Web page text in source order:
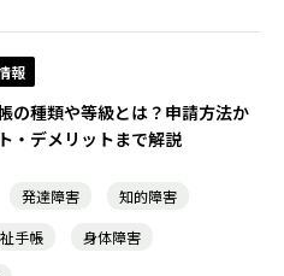
報
の種類や等級とは？申請方法か
・デメリットまで解説
発達障害
知的障害
手帳
身体障害